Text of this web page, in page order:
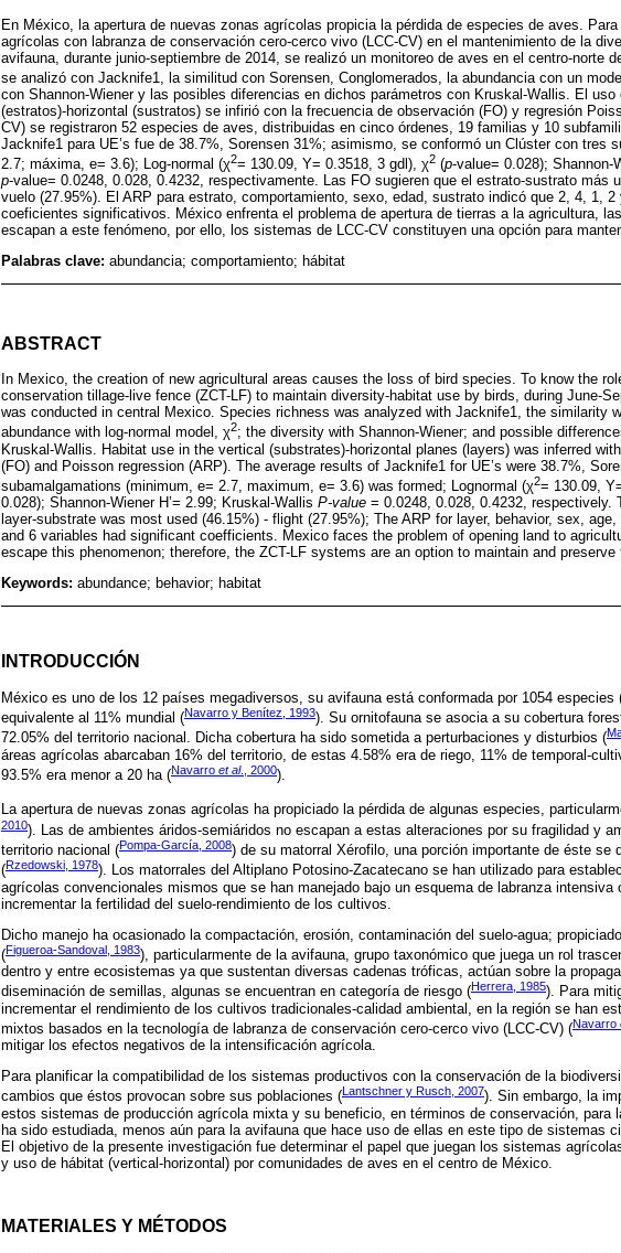
En México, la apertura de nuevas zonas agrícolas propicia la pérdida de especies de aves.
agrícolas con labranza de conservación cero-cerco vivo (LCC-CV) en el mantenimiento de la
avifauna, durante junio-septiembre de 2014, se realizó un monitoreo de aves en el centro-norte
se analizó con Jacknife1, la similitud con Sorensen, Conglomerados, la abundancia con un
con Shannon-Wiener y las posibles diferencias en dichos parámetros con Kruskal-Wallis. El
(estratos)-horizontal (sustratos) se infirió con la frecuencia de observación (FO) y regresión
CV) se registraron 52 especies de aves, distribuidas en cinco órdenes, 19 familias y 10
Jacknife1 para UE’s fue de 38.7%, Sorensen 31%; asimismo, se conformó un Clúster con tres
2.7; máxima, e= 3.6); Log-normal (χ2= 130.09, Y= 0.3518, 3 gdl), χ2 (p-value= 0.028); Shannon-
p-value= 0.0248, 0.028, 0.4232, respectivamente. Las FO sugieren que el estrato-sustrato más
vuelo (27.95%). El ARP para estrato, comportamiento, sexo, edad, sustrato indicó que 2, 4, 1, 2
coeficientes significativos. México enfrenta el problema de apertura de tierras a la agricultura,
escapan a este fenómeno, por ello, los sistemas de LCC-CV constituyen una opción para
Palabras clave: abundancia; comportamiento; hábitat
ABSTRACT
In Mexico, the creation of new agricultural areas causes the loss of bird species. To know the
conservation tillage-live fence (ZCT-LF) to maintain diversity-habitat use by birds, during June-
was conducted in central Mexico. Species richness was analyzed with Jacknife1, the similarity
abundance with log-normal model, χ2; the diversity with Shannon-Wiener; and possible
Kruskal-Wallis. Habitat use in the vertical (substrates)-horizontal planes (layers) was inferred
(FO) and Poisson regression (ARP). The average results of Jacknife1 for UE’s were 38.7%,
subamalgamations (minimum, e= 2.7, maximum, e= 3.6) was formed; Lognormal (χ2= 130.09,
0.028); Shannon-Wiener H’= 2.99; Kruskal-Wallis P-value = 0.0248, 0.028, 0.4232, respectively.
layer-substrate was most used (46.15%) - flight (27.95%); The ARP for layer, behavior, sex,
and 6 variables had significant coefficients. Mexico faces the problem of opening land to
escape this phenomenon; therefore, the ZCT-LF systems are an option to maintain and preserve
Keywords: abundance; behavior; habitat
INTRODUCCIÓN
México es uno de los 12 países megadiversos, su avifauna está conformada por 1054 especies
equivalente al 11% mundial (Navarro y Benítez, 1993). Su ornitofauna se asocia a su cobertura
72.05% del territorio nacional. Dicha cobertura ha sido sometida a perturbaciones y disturbios (
áreas agrícolas abarcaban 16% del territorio, de estas 4.58% era de riego, 11% de temporal-
93.5% era menor a 20 ha (Navarro et al., 2000).
La apertura de nuevas zonas agrícolas ha propiciado la pérdida de algunas especies,
2010). Las de ambientes áridos-semiáridos no escapan a estas alteraciones por su fragilidad y
territorio nacional (Pompa-García, 2008) de su matorral Xérofilo, una porción importante de éste se
(Rzedowski, 1978). Los matorrales del Altiplano Potosino-Zacatecano se han utilizado para
agrícolas convencionales mismos que se han manejado bajo un esquema de labranza
incrementar la fertilidad del suelo-rendimiento de los cultivos.
Dicho manejo ha ocasionado la compactación, erosión, contaminación del suelo-agua;
(Figueroa-Sandoval, 1983), particularmente de la avifauna, grupo taxonómico que juega un rol
dentro y entre ecosistemas ya que sustentan diversas cadenas tróficas, actúan sobre la
diseminación de semillas, algunas se encuentran en categoría de riesgo (Herrera, 1985). Para
incrementar el rendimiento de los cultivos tradicionales-calidad ambiental, en la región se han
mixtos basados en la tecnología de labranza de conservación cero-cerco vivo (LCC-CV) (Navarro
mitigar los efectos negativos de la intensificación agrícola.
Para planificar la compatibilidad de los sistemas productivos con la conservación de la
cambios que éstos provocan sobre sus poblaciones ( Lantschner y Rusch, 2007). Sin embargo, la
estos sistemas de producción agrícola mixta y su beneficio, en términos de conservación, para
ha sido estudiada, menos aún para la avifauna que hace uso de ellas en este tipo de sistemas
El objetivo de la presente investigación fue determinar el papel que juegan los sistemas
y uso de hábitat (vertical-horizontal) por comunidades de aves en el centro de México.
MATERIALES Y MÉTODOS